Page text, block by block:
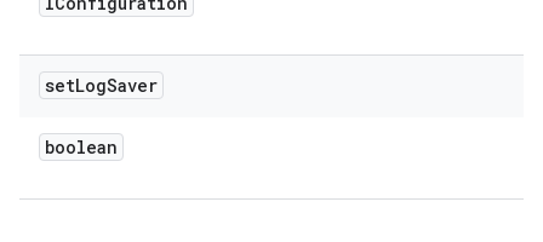
setLogSaver
boolean